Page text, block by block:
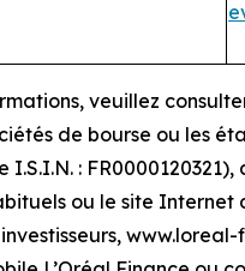
veuillez
de bourse ou les
I.S.I.N. : FR0000120321),
ou le site Internet
www.loreal-